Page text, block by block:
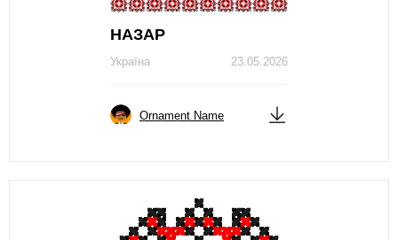
НАЗАР
23.05.2026
Україна
Ornament Name